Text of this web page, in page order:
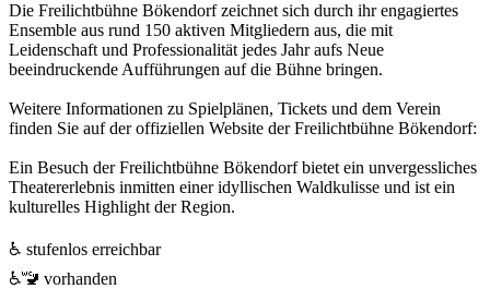
Die Freilichtbühne Bökendorf zeichnet sich durch ihr engagiertes
Ensemble aus rund 150 aktiven Mitgliedern aus, die mit
Leidenschaft und Professionalität jedes Jahr aufs Neue
beeindruckende Aufführungen auf die Bühne bringen.
Weitere Informationen zu Spielplänen, Tickets und dem Verein
finden Sie auf der offiziellen Website der Freilichtbühne Bökendorf:
Ein Besuch der Freilichtbühne Bökendorf bietet ein unvergessliches
Theatererlebnis inmitten einer idyllischen Waldkulisse und ist ein
kulturelles Highlight der Region.
♿️ stufenlos erreichbar
♿️🚾 vorhanden